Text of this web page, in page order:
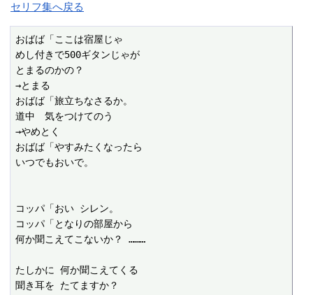
セリフ集へ戻る
おばば「ここは宿屋じゃ
めし付きで500ギタンじゃが
とまるのかの？
→とまる
おばば「旅立ちなさるか。
道中　気をつけてのう
→やめとく
おばば「やすみたくなったら
いつでもおいで。
コッパ「おい シレン。
コッパ「となりの部屋から
何か聞こえてこないか？ ………
たしかに 何か聞こえてくる
聞き耳を たてますか？